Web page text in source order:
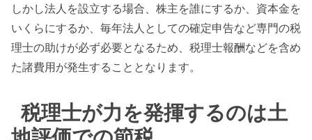
しかし法人を設立する場合、株主を誰にするか、資本金を
いくらにするか、毎年法人としての確定申告など専門の税
理士の助けが必ず必要となるため、税理士報酬などを含め
た諸費用が発生することとなります。
税理士が力を発揮するのは土